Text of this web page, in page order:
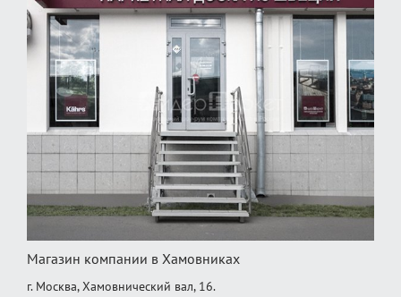
Магазин компании в Хамовниках
г. Москва, Хамовнический вал, 16.